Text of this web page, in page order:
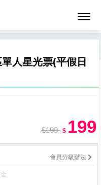
人星光票(平假日
$199 $ 199
會員分級辦法